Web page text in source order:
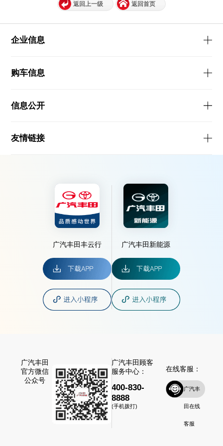
返回上一级 返回首页
企业信息
购车信息
信息公开
友情链接
广汽丰田丰云行 广汽丰田新能源
广汽丰田
官方微信
公众号
广汽丰田顾客
服务中心：
400-830-
8888
(手机拨打)
在线客服：
广汽丰
田在线
客服